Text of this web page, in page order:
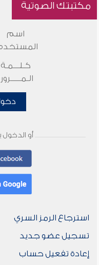
مكتبتك الصوتية
اسم
كـلـــمـة
أو
استرجاع الرمز السري
تسجيل عضو جديد
إعادة تفعيل حساب